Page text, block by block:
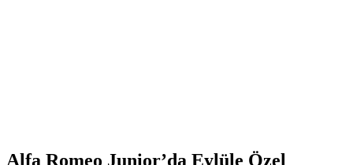
Alfa Romeo Junior’da Eylüle Özel